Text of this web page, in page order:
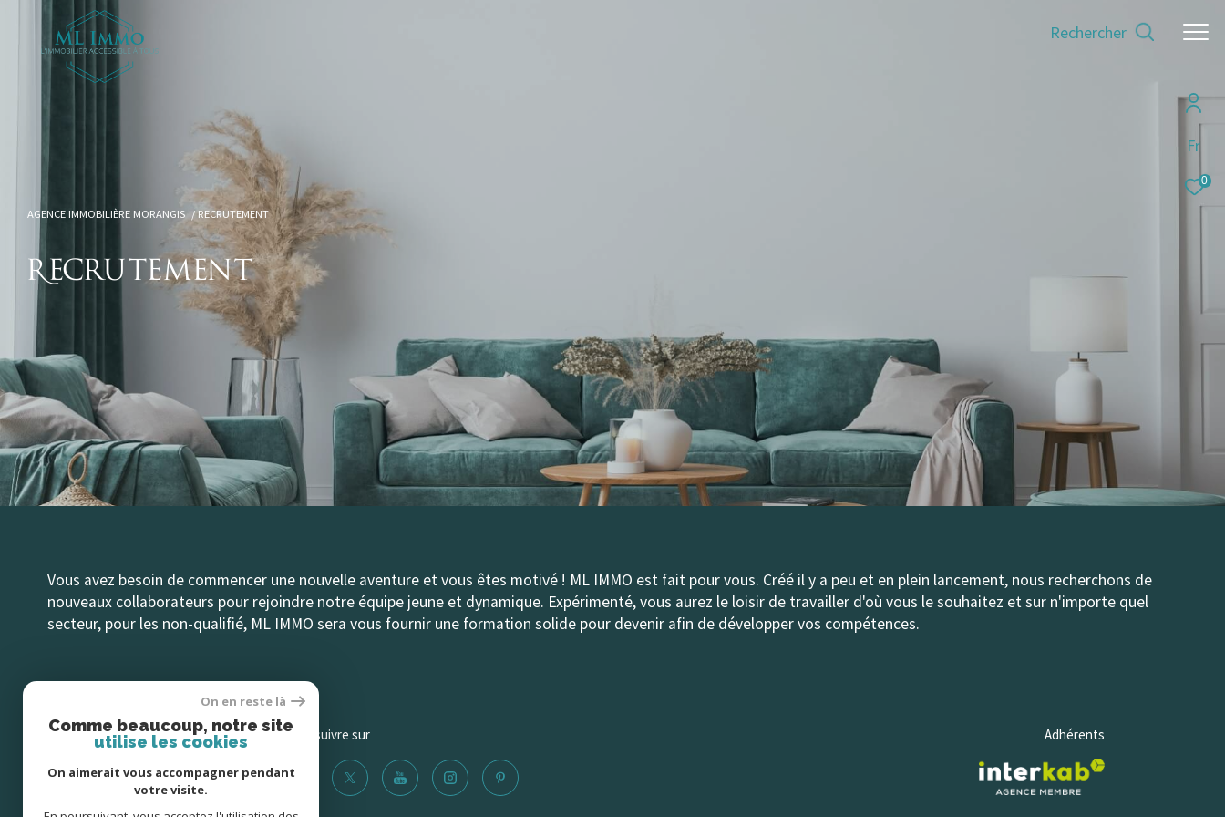
Fr
0
Rechercher
AGENCE IMMOBILIÈRE MORANGIS RECRUTEMENT
Recrutement
Vous avez besoin de commencer une nouvelle aventure et vous êtes motivé ! ML IMMO est fait pour vous. Créé il y a peu et en plein lancement, nous recherchons de
nouveaux collaborateurs pour rejoindre notre équipe jeune et dynamique. Expérimenté, vous aurez le loisir de travailler d'où vous le souhaitez et sur n'importe quel
secteur, pour les non-qualifié, ML IMMO sera vous fournir une formation solide pour devenir afin de développer vos compétences.
ML Immo
01 80 27 20 36
Contact@mlimmo-91.com
Nous suivre sur Adhérents
On en reste là
Comme beaucoup, notre site
utilise les cookies
On aimerait vous accompagner pendant
votre visite.